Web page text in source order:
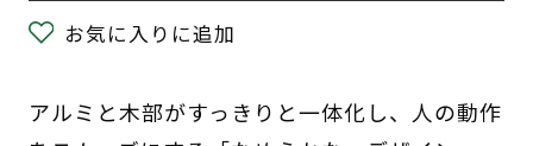
お気に入りに追加
アルミと木部がすっきりと一体化し、人の動作